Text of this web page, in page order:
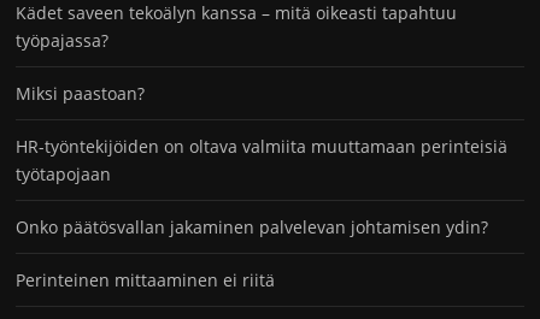
Kädet saveen tekoälyn kanssa – mitä oikeasti tapahtuu
työpajassa?
Miksi paastoan?
HR-työntekijöiden on oltava valmiita muuttamaan perinteisiä
työtapojaan
Onko päätösvallan jakaminen palvelevan johtamisen ydin?
Perinteinen mittaaminen ei riitä